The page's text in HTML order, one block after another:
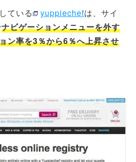
ている yuppiechefは、サイ
ナビゲーションメニューを外す
ン率を3％から6％へ上昇させ